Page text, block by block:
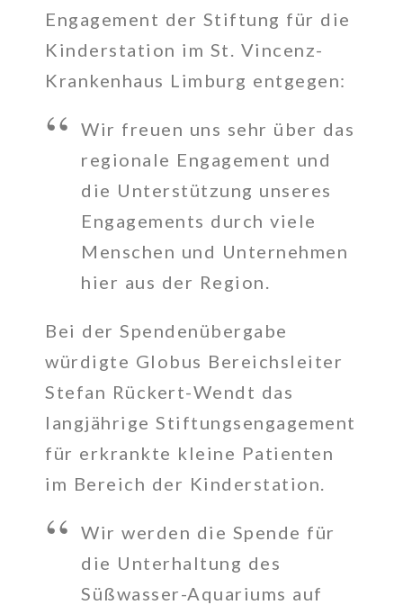
Engagement der Stiftung für die
Kinderstation im St. Vincenz-
Krankenhaus Limburg entgegen:
Wir freuen uns sehr über das
regionale Engagement und
die Unterstützung unseres
Engagements durch viele
Menschen und Unternehmen
hier aus der Region.
Bei der Spendenübergabe
würdigte Globus Bereichsleiter
Stefan Rückert-Wendt das
langjährige Stiftungsengagement
für erkrankte kleine Patienten
im Bereich der Kinderstation.
Wir werden die Spende für
die Unterhaltung des
Süßwasser-Aquariums auf